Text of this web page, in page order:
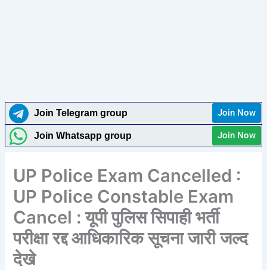
Join Telegram group Join Now
Join Whatsapp group Join Now
UP Police Exam Cancelled :
UP Police Constable Exam
Cancel : यूपी पुलिस सिपाही भर्ती
परीक्षा रद्द आधिकारिक सूचना जारी जल्द
देखे